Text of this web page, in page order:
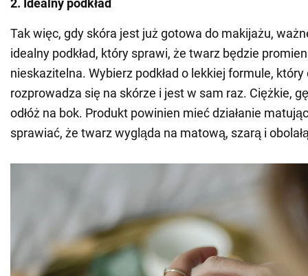
2. Idealny podkład
Tak więc, gdy skóra jest już gotowa do makijażu,
idealny podkład, który sprawi, że twarz będzie
nieskazitelna. Wybierz podkład o lekkiej formule,
rozprowadza się na skórze i jest w sam raz. Ciężkie,
odłóż na bok. Produkt powinien mieć działanie
sprawiać, że twarz wygląda na matową, szarą i